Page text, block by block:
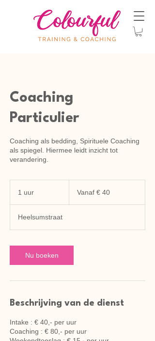
Coaching
Particulier
Coaching als bedding, Spirituele Coaching
als spiegel. Hiermee leidt inzicht tot
verandering.
1 uur
euroVanaf € 40
Heelsumstraat
Nu boeken
Beschrijving van de dienst
Intake : € 40,- per uur
Coaching : € 80,- per uur